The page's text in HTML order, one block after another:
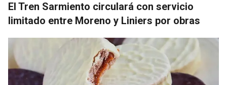
El Tren Sarmiento circulará con servicio
limitado entre Moreno y Liniers por obras